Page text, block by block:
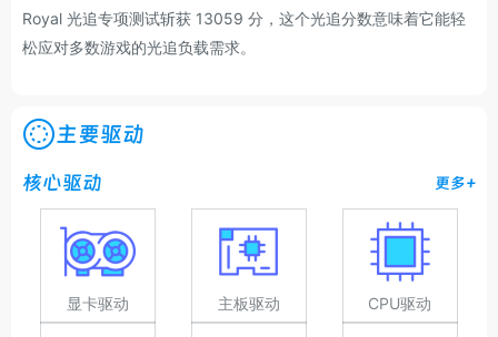
Royal 光追专项测试斩获 13059 分，这个光追分数意味着它能轻
松应对多数游戏的光追负载需求。
主要驱动
核心驱动 更多+
显卡驱动 主板驱动 CPU驱动